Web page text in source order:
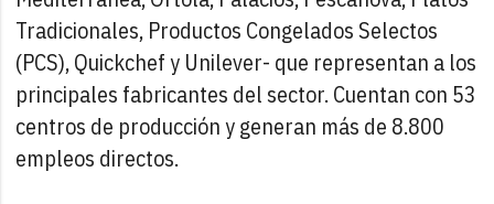
Tradicionales, Productos Congelados Selectos
(PCS), Quickchef y Unilever- que representan a los
principales fabricantes del sector. Cuentan con 53
centros de producción y generan más de 8.800
empleos directos.